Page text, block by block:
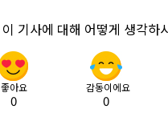
이 기사에 대해 어떻게 생각하
좋아요
0
감동이에요
0